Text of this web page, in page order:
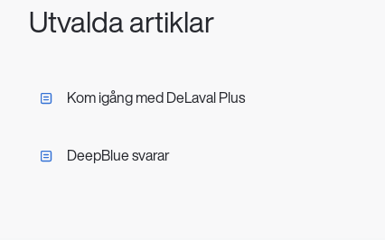
Utvalda artiklar
Kom igång med DeLaval Plus
DeepBlue svarar